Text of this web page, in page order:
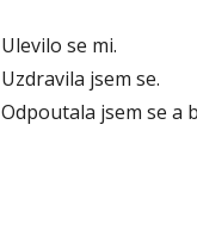
Ulevilo se mi.
Uzdravila jsem se.
Odpoutala jsem se a